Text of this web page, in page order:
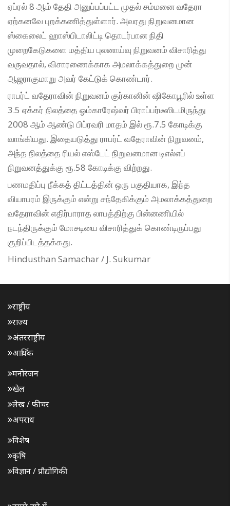
ஏப்ரல் 8 ஆம் தேதி அனுப்பப்பட்ட முதல் சம்மனை வதேரா
ஏற்கனவே புறக்கணித்துள்ளார். அவரது நிறுவனமான
ஸ்கைலைட் ஹாஸ்பிடாலிட்டி தொடர்பான நிதி
முறைகேடுகளை மத்திய புலனாய்வு நிறுவனம் விசாரித்து
வருவதால், விசாரணைக்காக அமலாக்கத்துறை முன்
ஆஜராகுமாறு அவர் கேட்டுக் கொண்டார்.
ராபர்ட் வதேராவின் நிறுவனம் குர்கானின் ஷிகோபூரில் உள்ள
3.5 ஏக்கர் நிலத்தை ஓம்காரேஷ்வர் பிராப்பர்டீஸிடமிருந்து
2008 ஆம் ஆண்டு பிப்ரவரி மாதம் இல் ரூ.7.5 கோடிக்கு
வாங்கியது. இதையடுத்து ராபர்ட் வதேராவின் நிறுவனம்,
அந்த நிலத்தை ரியல் எஸ்டேட் நிறுவனமான டிஎல்எப்
நிறுவனத்துக்கு ரூ.58 கோடிக்கு விற்றது.
பணமதிப்பு நீக்கத் திட்டத்தின் ஒரு பகுதியாக, இந்த
வியாபரம் இருக்கும் என்று சந்தேகிக்கும் அமலாக்கத்துறை
வதேராவின் எதிர்பாராத லாபத்திற்கு பின்னணியில்
நடந்திருக்கும் மோசடியை விசாரித்துக் கொண்டிருப்பது
குறிப்பிடத்தக்கது.
Hindusthan Samachar / J. Sukumar
राष्ट्रीय
राज्य
अंतरराष्ट्रीय
आर्थिक
मनोरंजन
खेल
लेख / फीचर
अपराध
विशेष
कृषि
विज्ञान / प्रौद्योगिकी